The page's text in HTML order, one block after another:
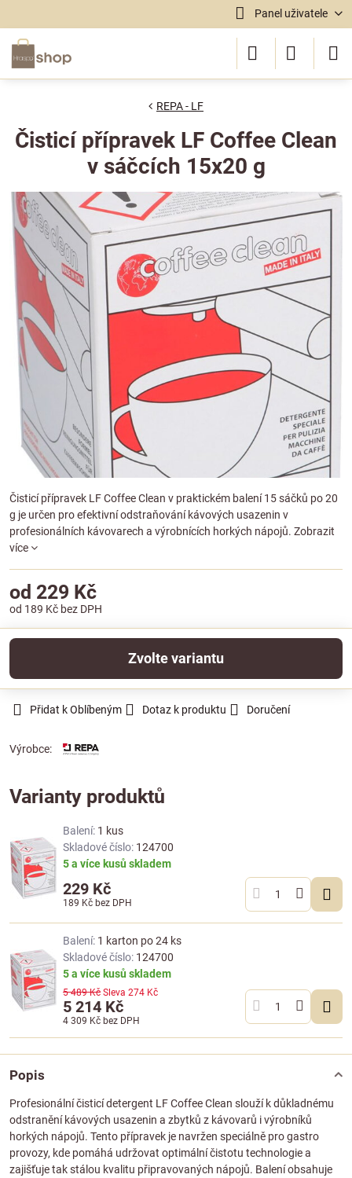
Panel uživatele
REPA - LF
Čisticí přípravek LF Coffee Clean
v sáčcích 15x20 g
Čisticí přípravek LF Coffee Clean v praktickém balení 15 sáčků po 20
g je určen pro efektivní odstraňování kávových usazenin v
profesionálních kávovarech a výrobnících horkých nápojů. Zobrazit
více
od 229 Kč
od 189 Kč bez DPH
Zvolte variantu
Přidat k Oblíbeným Dotaz k produktu Doručení
Výrobce:
Varianty produktů
Balení: 1 kus
Skladové číslo: 124700
5 a více kusů skladem
229 Kč
189 Kč bez DPH
Balení: 1 karton po 24 ks
Skladové číslo: 124700
5 a více kusů skladem
5 489 Kč Sleva 274 Kč
5 214 Kč
4 309 Kč bez DPH
Popis
Profesionální čisticí detergent LF Coffee Clean slouží k důkladnému
odstranění kávových usazenin a zbytků z kávovarů i výrobníků
horkých nápojů. Tento přípravek je navržen speciálně pro gastro
provozy, kde pomáhá udržovat optimální čistotu technologie a
zajišťuje tak stálou kvalitu připravovaných nápojů. Balení obsahuje